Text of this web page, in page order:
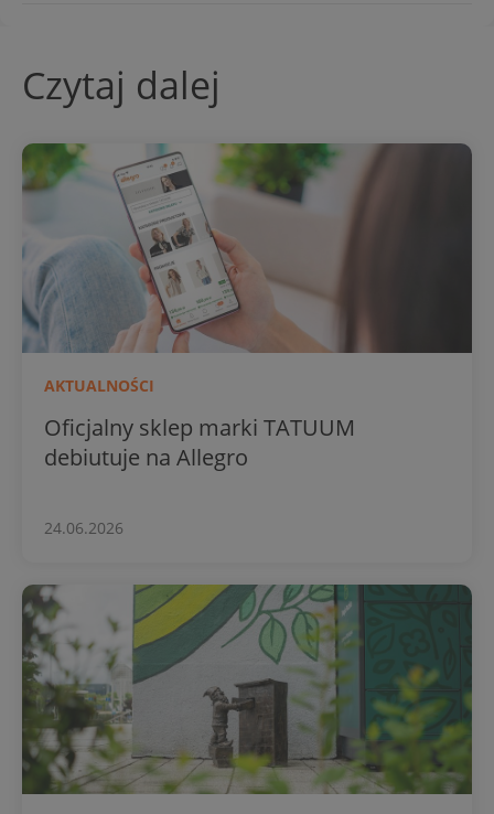
Czytaj dalej
AKTUALNOŚCI
Oficjalny sklep marki TATUUM
debiutuje na Allegro
24.06.2026